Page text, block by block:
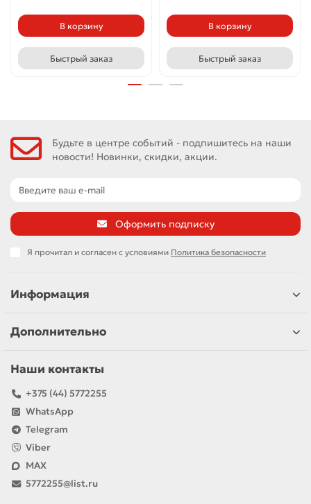
В корзину
Быстрый заказ
В корзину
Быстрый заказ
Будьте в центре событий - подпишитесь на наши
новости! Новинки, скидки, акции.
Оформить подписку
Я прочитал и согласен с условиями Политика безопасности
Информация
Дополнительно
Наши контакты
+375 (44) 5772255
WhatsApp
Telegram
Viber
MAX
5772255@list.ru